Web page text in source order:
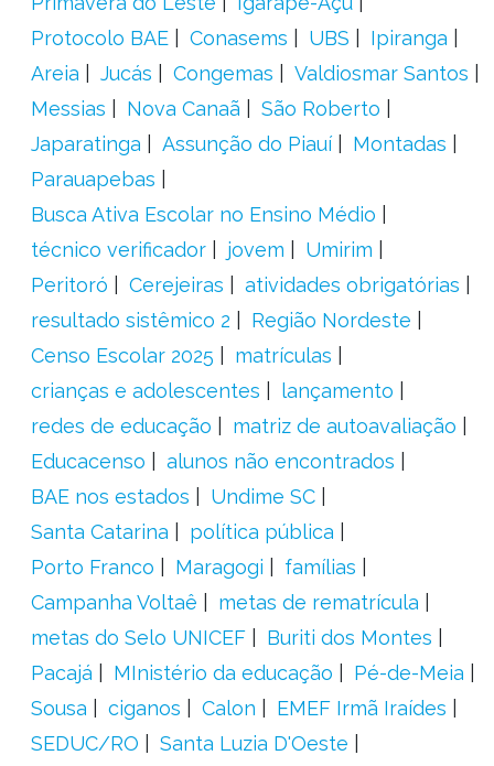
Protocolo BAE
Conasems UBS
Ipiranga
Areia
Jucás Congemas
Valdiosmar Santos
Messias
Nova Canaã
São Roberto
Japaratinga
Assunção do Piauí
Montadas
Parauapebas
Busca Ativa Escolar no Ensino Médio
técnico verificador
jovem
Umirim
Peritoró
Cerejeiras
atividades obrigatórias
resultado sistêmico 2
Região Nordeste
Censo Escolar 2025
matrículas
crianças e adolescentes
lançamento
redes de educação
matriz de autoavaliação
Educacenso
alunos não encontrados
BAE nos estados
Undime SC
Santa Catarina
política pública
Porto Franco
Maragogi
famílias
Campanha Voltaê
metas de rematrícula
metas do Selo UNICEF
Buriti dos Montes
Pacajá
MInistério da educação
Pé-de-Meia
Sousa
ciganos Calon
EMEF Irmã Iraídes
SEDUC/RO
Santa Luzia D'Oeste